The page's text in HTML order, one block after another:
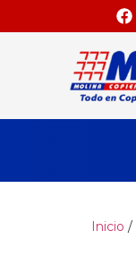
Inicio /